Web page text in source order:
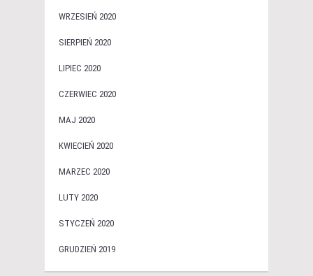
WRZESIEŃ 2020
SIERPIEŃ 2020
LIPIEC 2020
CZERWIEC 2020
MAJ 2020
KWIECIEŃ 2020
MARZEC 2020
LUTY 2020
STYCZEŃ 2020
GRUDZIEŃ 2019